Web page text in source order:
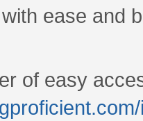
ease and
of easy